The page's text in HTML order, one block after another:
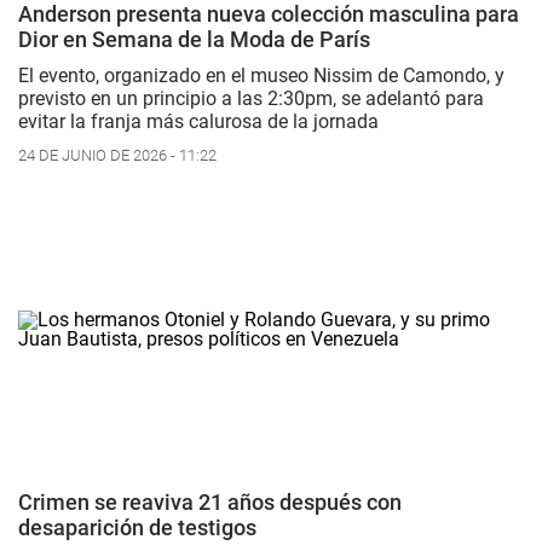
Anderson presenta nueva colección masculina para
Dior en Semana de la Moda de París
El evento, organizado en el museo Nissim de Camondo, y
previsto en un principio a las 2:30pm, se adelantó para
evitar la franja más calurosa de la jornada
24 DE JUNIO DE 2026 - 11:22
Crimen se reaviva 21 años después con
desaparición de testigos